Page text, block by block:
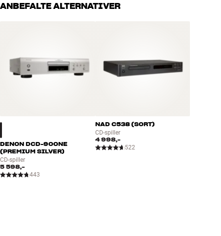
ANBEFALTE ALTERNATIVER
DENON DCD-900NE
(PREMIUM SILVER)
CD-spiller
5 598,-
443
NAD C538 (SORT)
CD-spiller
4 998,-
522